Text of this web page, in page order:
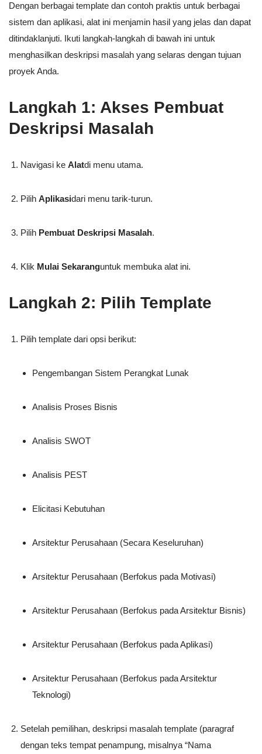
Dengan berbagai template dan contoh praktis untuk berbagai
sistem dan aplikasi, alat ini menjamin hasil yang jelas dan dapat
ditindaklanjuti. Ikuti langkah-langkah di bawah ini untuk
menghasilkan deskripsi masalah yang selaras dengan tujuan
proyek Anda.
Langkah 1: Akses Pembuat
Deskripsi Masalah
Navigasi ke Alatdi menu utama.
Pilih Aplikasidari menu tarik-turun.
Pilih Pembuat Deskripsi Masalah.
Klik Mulai Sekaranguntuk membuka alat ini.
Langkah 2: Pilih Template
Pilih template dari opsi berikut:
Pengembangan Sistem Perangkat Lunak
Analisis Proses Bisnis
Analisis SWOT
Analisis PEST
Elicitasi Kebutuhan
Arsitektur Perusahaan (Secara Keseluruhan)
Arsitektur Perusahaan (Berfokus pada Motivasi)
Arsitektur Perusahaan (Berfokus pada Arsitektur Bisnis)
Arsitektur Perusahaan (Berfokus pada Aplikasi)
Arsitektur Perusahaan (Berfokus pada Arsitektur
Teknologi)
Setelah pemilihan, deskripsi masalah template (paragraf
dengan teks tempat penampung, misalnya “Nama